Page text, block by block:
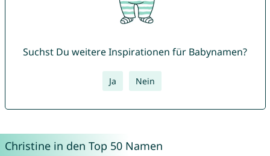
Suchst Du weitere Inspirationen für Babynamen?
Ja Nein
Christine in den Top 50 Namen